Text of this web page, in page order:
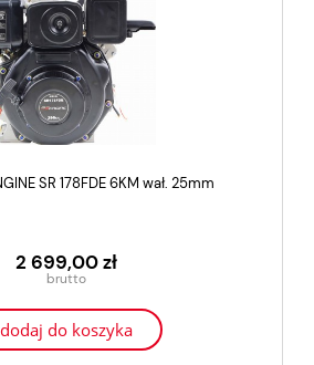
SR 178FDE 6KM wał. 25mm
2 699,00 zł
dodaj do koszyka